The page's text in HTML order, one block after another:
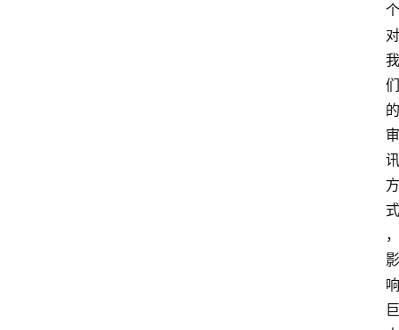
个
对
我
们
的
审
讯
方
式
，
影
响
巨